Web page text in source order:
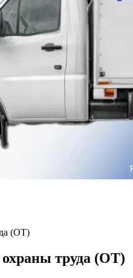
(ОТ)
труда (ОТ)